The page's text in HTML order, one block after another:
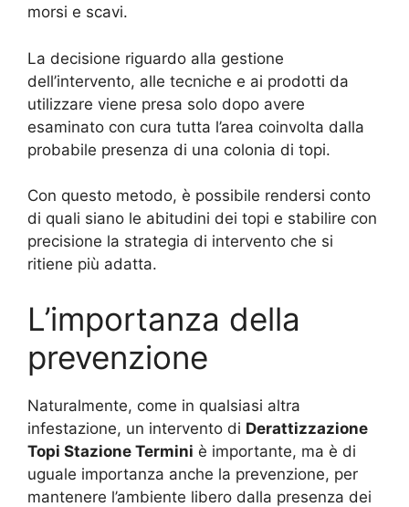
morsi e scavi.
La decisione riguardo alla gestione
dell’intervento, alle tecniche e ai prodotti da
utilizzare viene presa solo dopo avere
esaminato con cura tutta l’area coinvolta dalla
probabile presenza di una colonia di topi.
Con questo metodo, è possibile rendersi conto
di quali siano le abitudini dei topi e stabilire con
precisione la strategia di intervento che si
ritiene più adatta.
L’importanza della
prevenzione
Naturalmente, come in qualsiasi altra
infestazione, un intervento di Derattizzazione
Topi Stazione Termini è importante, ma è di
uguale importanza anche la prevenzione, per
mantenere l’ambiente libero dalla presenza dei